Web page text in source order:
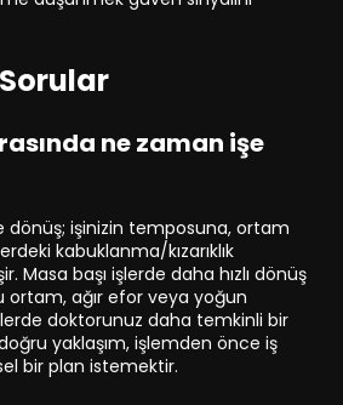
ne zaman işe
dönüş; işinizin temposuna, ortam
kabuklanma/kızarıklık
Masa başı işlerde daha hızlı dönüş
ortam, ağır efor veya yoğun
doktorunuz daha temkinli bir
yaklaşım, işlemden önce iş
bir plan istemektir.